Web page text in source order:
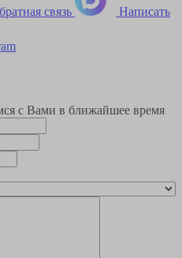
связь Написать
с Вами в ближайшее время